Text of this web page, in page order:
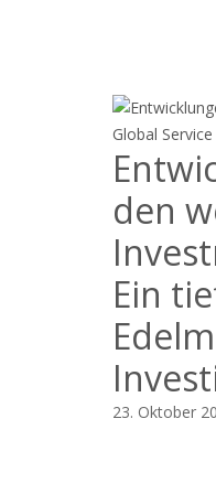
den
Ein
23. Oktober